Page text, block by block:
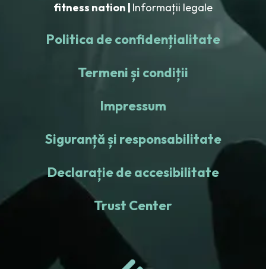
fitness nation | Informații legale
Politica de confidențialitate
Termeni și condiții
Impressum
Siguranță și responsabilitate
Declarație de accesibilitate
Trust Center